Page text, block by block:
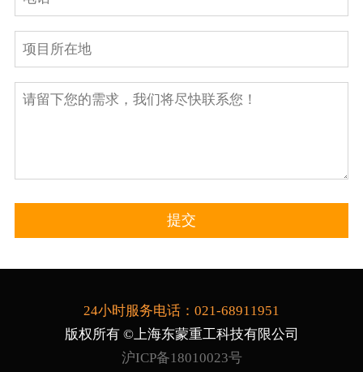
24小时服务电话：021-68911951
版权所有 ©上海东蒙重工科技有限公司
沪ICP备18010023号